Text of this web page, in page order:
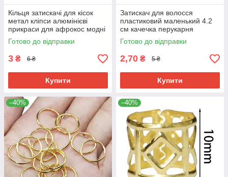
Кільця затискачі для кісок
метал кліпси алюмінієві
прикраси для афрокос модні
аксесуари для зачісок дред
Готово до відправки
3 ₴ 6 ₴
Купити
Затискач для волосся
пластиковий маленький 4.2
см качечка перукарня
пробірна для фіксації
волосся
Готово до відправки
2,70 ₴ 5 ₴
Купити
–40% –40%